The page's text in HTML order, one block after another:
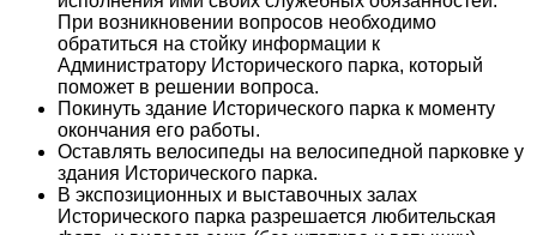
При возникновении вопросов необходимо
обратиться на стойку информации к
Администратору Исторического парка, который
поможет в решении вопроса.
Покинуть здание Исторического парка к моменту
окончания его работы.
Оставлять велосипеды на велосипедной парковке у
здания Исторического парка.
В экспозиционных и выставочных залах
Исторического парка разрешается любительская